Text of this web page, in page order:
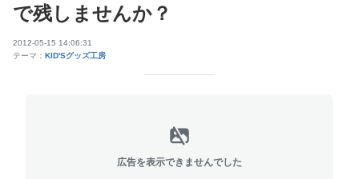
で残しませんか？
2012-05-15 14:06:31
テーマ： KID'Sグッズ工房
広告を表示できませんでした